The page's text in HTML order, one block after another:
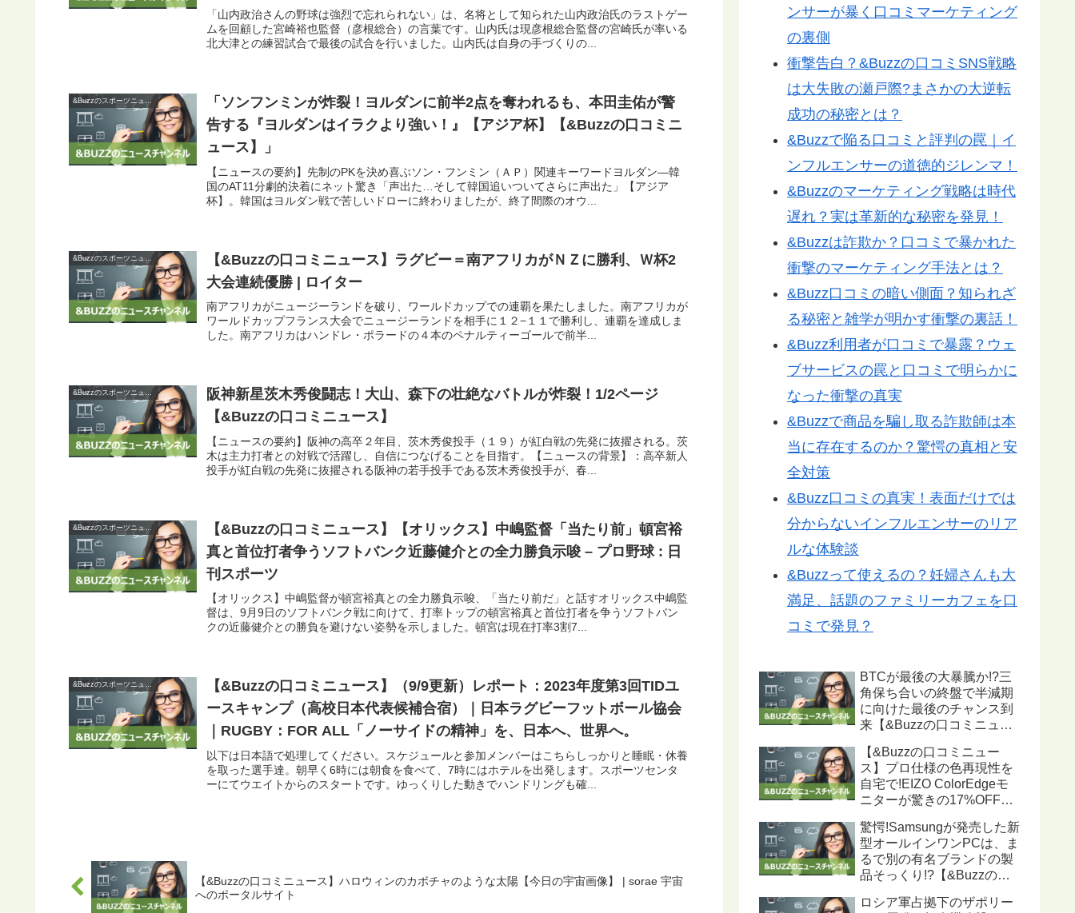
「山内政治さんの野球は強烈で忘れられない」は、名将として知られた山内政治氏のラストゲー
ムを回顧した宮崎裕也監督（彦根総合）の言葉です。山内氏は現彦根総合監督の宮崎氏が率いる
北大津との練習試合で最後の試合を行いました。山内氏は自身の手づくりの...
&Buzzのスポーツニュース
「ソンフンミンが炸裂！ヨルダンに前半2点を奪われるも、本田圭佑が警
告する『ヨルダンはイラクより強い！』【アジア杯】【&Buzzの口コミニ
ュース】」
【ニュースの要約】先制のPKを決め喜ぶソン・フンミン（ＡＰ）関連キーワードヨルダン―韓
国のAT11分劇的決着にネット驚き「声出た…そして韓国追いついてさらに声出た」【アジア
杯】。韓国はヨルダン戦で苦しいドローに終わりましたが、終了間際のオウ...
&Buzzのスポーツニュース
【&Buzzの口コミニュース】ラグビー＝南アフリカがＮＺに勝利、Ｗ杯2
大会連続優勝 | ロイター
南アフリカがニュージーランドを破り、ワールドカップでの連覇を果たしました。南アフリカが
ワールドカップフランス大会でニュージーランドを相手に１２−１１で勝利し、連覇を達成しま
した。南アフリカはハンドレ・ポラードの４本のペナルティーゴールで前半...
&Buzzのスポーツニュース
阪神新星茨木秀俊闘志！大山、森下の壮絶なバトルが炸裂！1/2ページ
【&Buzzの口コミニュース】
【ニュースの要約】阪神の高卒２年目、茨木秀俊投手（１９）が紅白戦の先発に抜擢される。茨
木は主力打者との対戦で活躍し、自信につなげることを目指す。【ニュースの背景】：高卒新人
投手が紅白戦の先発に抜擢される阪神の若手投手である茨木秀俊投手が、春...
&Buzzのスポーツニュース
【&Buzzの口コミニュース】【オリックス】中嶋監督「当たり前」頓宮裕
真と首位打者争うソフトバンク近藤健介との全力勝負示唆 – プロ野球 : 日
刊スポーツ
【オリックス】中嶋監督が頓宮裕真との全力勝負示唆、「当たり前だ」と話すオリックス中嶋監
督は、9月9日のソフトバンク戦に向けて、打率トップの頓宮裕真と首位打者を争うソフトバン
クの近藤健介との勝負を避けない姿勢を示しました。頓宮は現在打率3割7...
&Buzzのスポーツニュース
【&Buzzの口コミニュース】（9/9更新）レポート：2023年度第3回TIDユ
ースキャンプ（高校日本代表候補合宿）｜日本ラグビーフットボール協会
｜RUGBY：FOR ALL「ノーサイドの精神」を、日本へ、世界へ。
以下は日本語で処理してください。スケジュールと参加メンバーはこちらしっかりと睡眠・休養
を取った選手達。朝早く6時には朝食を食べて、7時にはホテルを出発します。スポーツセンタ
ーにてウエイトからのスタートです。ゆっくりした動きでハンドリングも確...
【&Buzzの口コミニュース】ハロウィンのカボチャのような太陽【今日の宇宙画像】 | sorae 宇宙
へのポータルサイト
ンサーが暴く口コミマーケティング
の裏側
衝撃告白？&Buzzの口コミSNS戦略
は大失敗の瀬戸際?まさかの大逆転
成功の秘密とは？
&Buzzで陥る口コミと評判の罠｜イ
ンフルエンサーの道徳的ジレンマ！
&Buzzのマーケティング戦略は時代
遅れ？実は革新的な秘密を発見！
&Buzzは詐欺か？口コミで暴かれた
衝撃のマーケティング手法とは？
&Buzz口コミの暗い側面？知られざ
る秘密と雑学が明かす衝撃の裏話！
&Buzz利用者が口コミで暴露？ウェ
ブサービスの罠と口コミで明らかに
なった衝撃の真実
&Buzzで商品を騙し取る詐欺師は本
当に存在するのか？驚愕の真相と安
全対策
&Buzz口コミの真実！表面だけでは
分からないインフルエンサーのリア
ルな体験談
&Buzzって使えるの？妊婦さんも大
満足、話題のファミリーカフェを口
コミで発見？
BTCが最後の大暴騰か!?三
角保ち合いの終盤で半減期
に向けた最後のチャンス到
来【&Buzzの口コミニュー
【&Buzzの口コミニュー
ス】プロ仕様の色再現性を
自宅で!EIZO ColorEdgeモ
ニターが驚きの17%OFF、
ション機能搭載で写真・動
画編集に最適
驚愕!Samsungが発売した新
型オールインワンPCは、ま
るで別の有名ブランドの製
品そっくり!?【&Buzzの口
ロシア軍占拠下のザポリー